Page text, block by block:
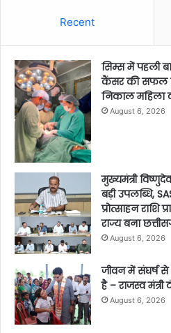
Recent
सिम्स में पहली
कैंसर की सफल
निकाल महिला
August 6, 2026
मुख्यमंत्री
बड़ी उपलब्धि,
प्रोत्साहन राशि
राज्य बना
August 6, 2026
जीवन में संघर्ष से
है – राजस्व मंत्री
August 6, 2026